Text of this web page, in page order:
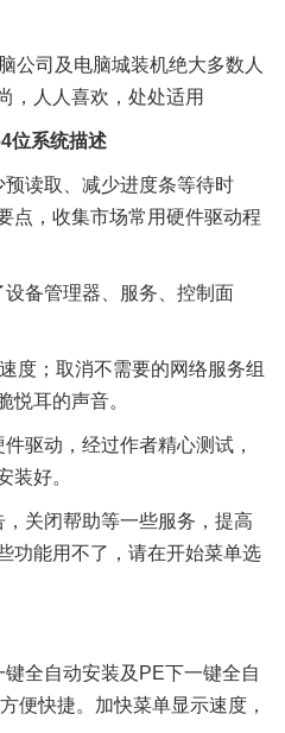
司及电脑城装机绝大多数人
，人人喜欢，处处适用
系统描述
读取、减少进度条等待时
点，收集市场常用硬件驱动程
备管理器、服务、控制面
；取消不需要的网络服务组
悦耳的声音。
动，经过作者精心测试，
装好。
关闭帮助等一些服务，提高
功能用不了，请在开始菜单选
全自动安装及PE下一键全自
便快捷。加快菜单显示速度，